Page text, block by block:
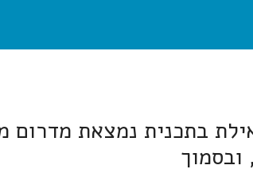
בתכנית נמצאת מדרום